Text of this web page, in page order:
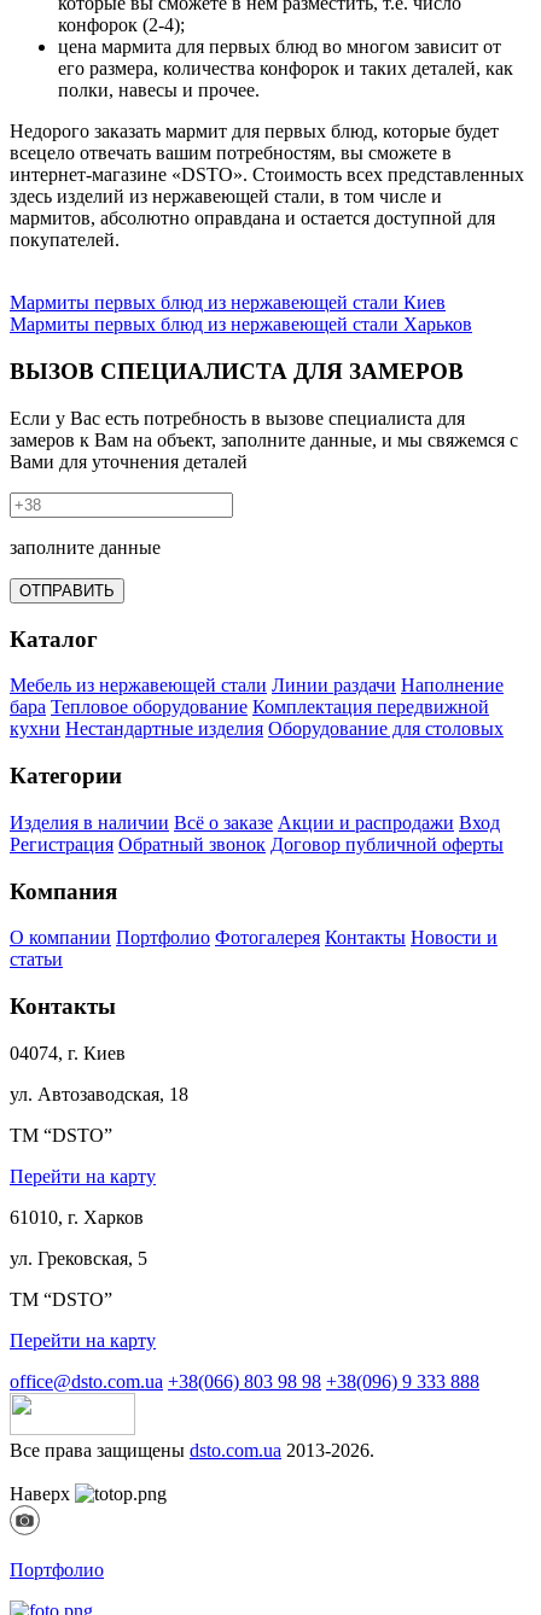
конфорок (2-4);
цена мармита для первых блюд во многом зависит от
его размера, количества конфорок и таких деталей, как
полки, навесы и прочее.
Недорого заказать мармит для первых блюд, которые будет
всецело отвечать вашим потребностям, вы сможете в
интернет-магазине «DSTО». Стоимость всех представленных
здесь изделий из нержавеющей стали, в том числе и
мармитов, абсолютно оправдана и остается доступной для
покупателей.
Мармиты первых блюд из нержавеющей стали Киев
Мармиты первых блюд из нержавеющей стали Харьков
ВЫЗОВ СПЕЦИАЛИСТА ДЛЯ ЗАМЕРОВ
Если у Вас есть потребность в вызове специалиста для
замеров к Вам на объект, заполните данные, и мы свяжемся с
Вами для уточнения деталей
заполните данные
ОТПРАВИТЬ
Каталог
Мебель из нержавеющей стали Линии раздачи Наполнение
бара Тепловое оборудование Комплектация передвижной
кухни Нестандартные изделия Оборудование для столовых
Категории
Изделия в наличии Всё о заказе Акции и распродажи Вход
Регистрация Обратный звонок Договор публичной оферты
Компания
О компании Портфолио Фотогалерея Контакты Новости и
статьи
Контакты
04074, г. Киев
ул. Автозаводская, 18
ТМ “DSTO”
Перейти на карту
61010, г. Харков
ул. Грековская, 5
ТМ “DSTO”
Перейти на карту
office@dsto.com.ua +38(066) 803 98 98 +38(096) 9 333 888
Все права защищены dsto.com.ua 2013-2026.
Наверх
Портфолио